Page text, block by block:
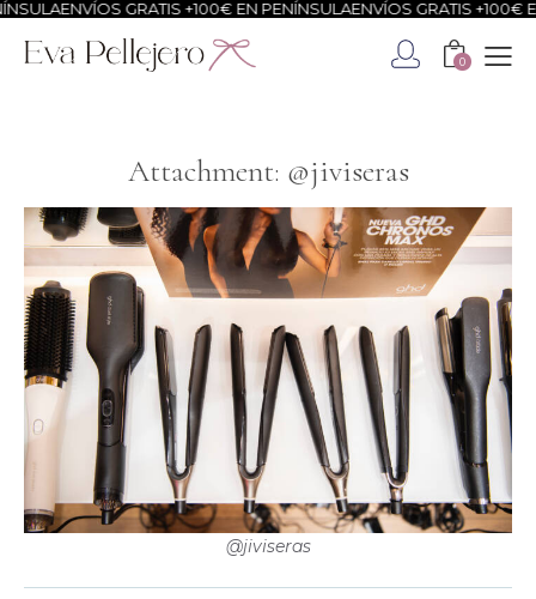
ENVÍOS GRATIS +100€ EN PENÍNSULAENVÍOS GRATIS +100€ EN
0
Attachment: @jiviseras
@jiviseras